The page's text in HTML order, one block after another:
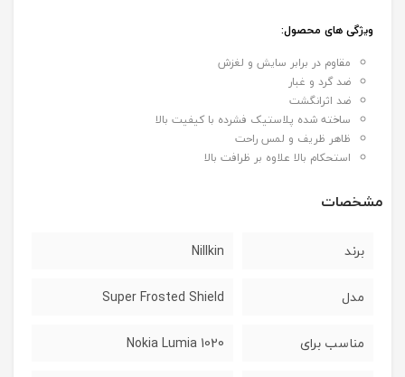
ویژگی های محصول:
مقاوم در برابر سایش و لغزش
ضد گرد و غبار
ضد اثرانگشت
ساخته شده پلاستیک فشرده با کیفیت بالا
ظاهر ظریف و لمس راحت
استحکام بالا علاوه بر ظرافت بالا
مشخصات
برند Nillkin
مدل Super Frosted Shield
مناسب برای Nokia Lumia 1020